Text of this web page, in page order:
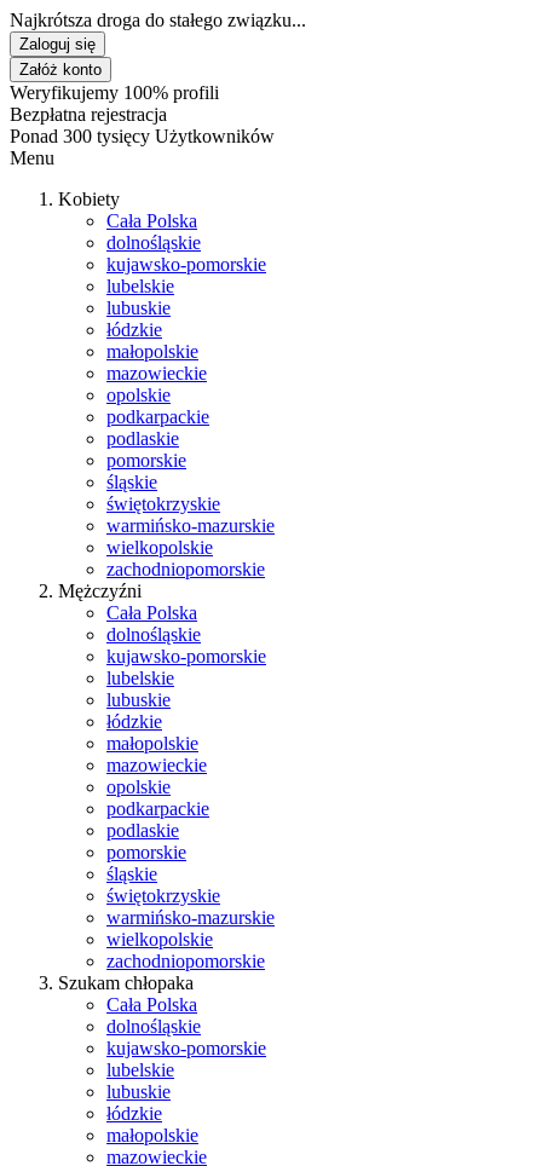
Najkrótsza droga do stałego związku...
Zaloguj się
Załóż konto
Weryfikujemy 100% profili
Bezpłatna rejestracja
Ponad 300 tysięcy Użytkowników
Menu
Kobiety
Cała Polska
dolnośląskie
kujawsko-pomorskie
lubelskie
lubuskie
łódzkie
małopolskie
mazowieckie
opolskie
podkarpackie
podlaskie
pomorskie
śląskie
świętokrzyskie
warmińsko-mazurskie
wielkopolskie
zachodniopomorskie
Mężczyźni
Cała Polska
dolnośląskie
kujawsko-pomorskie
lubelskie
lubuskie
łódzkie
małopolskie
mazowieckie
opolskie
podkarpackie
podlaskie
pomorskie
śląskie
świętokrzyskie
warmińsko-mazurskie
wielkopolskie
zachodniopomorskie
Szukam chłopaka
Cała Polska
dolnośląskie
kujawsko-pomorskie
lubelskie
lubuskie
łódzkie
małopolskie
mazowieckie